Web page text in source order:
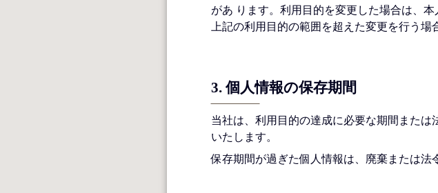
があ ります。利用目的を変更した場合は、
上記の利用目的の範囲を超えた変更を行う
3. 個人情報の保存期間
当社は、利用目的の達成に必要な期間また
いたします。
保存期間が過ぎた個人情報は、廃棄または法